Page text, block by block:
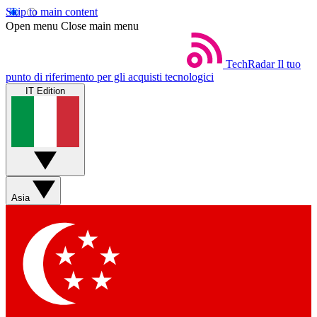
Skip to main content
Open menu Close main menu
TechRadar Il tuo
punto di riferimento per gli acquisti tecnologici
IT Edition
Asia